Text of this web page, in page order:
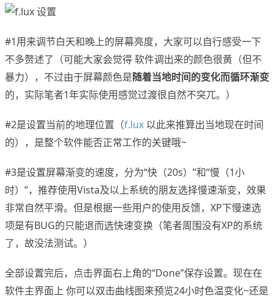
#1用来调节白天和晚上的屏幕亮度，大家可以自行感受一下
不多赘述了（可能大家会觉得 软件调出来的颜色很黄（但不
暴力），不过由于屏幕颜色是随着当地时间的变化而循环渐变
的，实际笔者1年实际使用感觉过渡很自然不突兀。）
#2是设置当前的地理位置（f.lux 以此来推算出当地现在时间
的），是整个软件能否正常工作的关键哦~
#3是设置屏幕渐变的速度，分为“快（20s）”和“慢（1小
时）”，推荐使用Vista及以上系统的朋友选择慢速渐变，效果
非常自然平滑。但是根据一些用户的使用反馈，XP下慢速选
项是有BUG的只能退而选快速变换（笔者周围没有XP的系统
了，故没法测试。）
全部设置完后，点击界面右上角的“Done”保存设置。现在在
软件主界面上 你可以双击曲线图来预览24小时色温变化~还是